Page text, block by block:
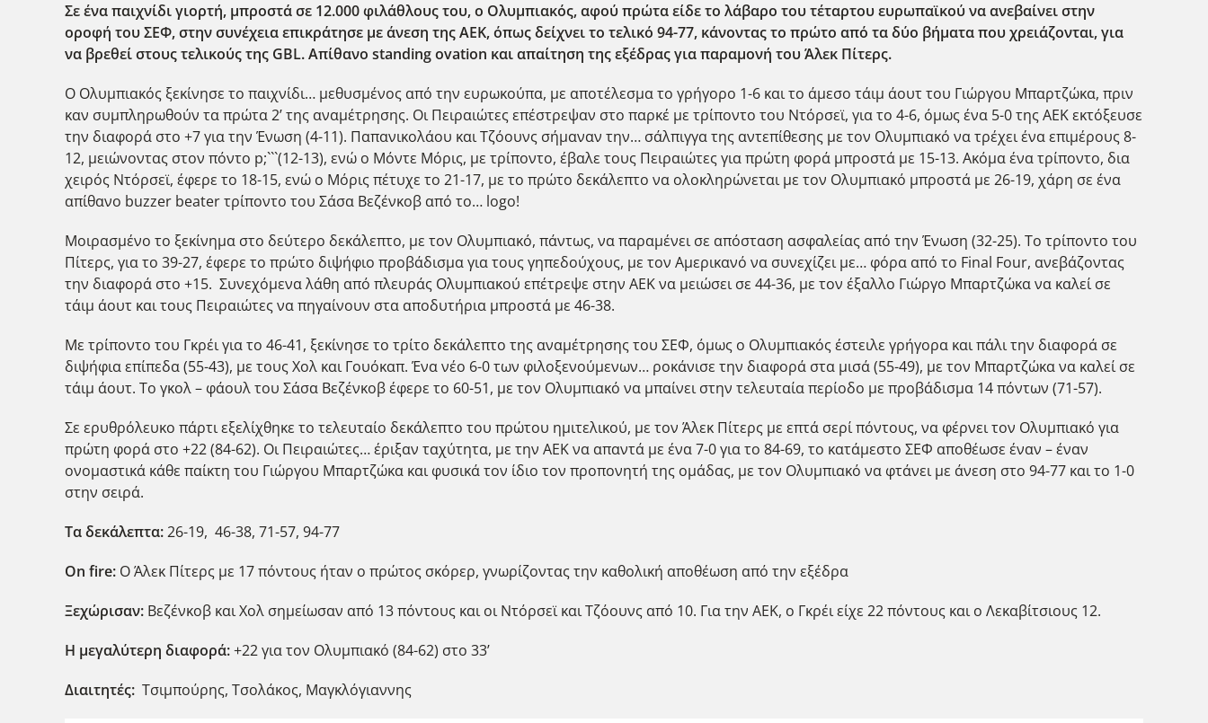
Σε ένα παιχνίδι γιορτή, μπροστά σε 12.000 φιλάθλους του, ο Ολυμπιακός, αφού πρώτα είδε το λάβαρο του τέταρτου ευρωπαϊκού να ανεβαίνει στην
οροφή του ΣΕΦ, στην συνέχεια επικράτησε με άνεση της ΑΕΚ, όπως δείχνει το τελικό 94-77, κάνοντας το πρώτο από τα δύο βήματα που χρειάζονται, για
να βρεθεί στους τελικούς της GBL. Απίθανο standingovation και απαίτηση της εξέδρας για παραμονή του Άλεκ Πίτερς.
Ο Ολυμπιακός ξεκίνησε το παιχνίδι… μεθυσμένος από την ευρωκούπα, με αποτέλεσμα το γρήγορο 1-6 και το άμεσο τάιμ άουτ του Γιώργου Μπαρτζώκα, πριν
καν συμπληρωθούν τα πρώτα 2’ της αναμέτρησης. Οι Πειραιώτες επέστρεψαν στο παρκέ με τρίποντο του Ντόρσεϊ, για το 4-6, όμως ένα 5-0 της ΑΕΚ εκτόξευσε
την διαφορά στο +7 για την Ένωση (4-11). Παπανικολάου και Τζόουνς σήμαναν την… σάλπιγγα της αντεπίθεσης με τον Ολυμπιακό να τρέχει ένα επιμέρους 8-
12, μειώνοντας στον πόντο p;```(12-13), ενώ ο Μόντε Μόρις, με τρίποντο, έβαλε τους Πειραιώτες για πρώτη φορά μπροστά με 15-13. Ακόμα ένα τρίποντο, δια
χειρός Ντόρσεϊ, έφερε το 18-15, ενώ ο Μόρις πέτυχε το 21-17, με το πρώτο δεκάλεπτο να ολοκληρώνεται με τον Ολυμπιακό μπροστά με 26-19, χάρη σε ένα
απίθανο buzzer beater τρίποντο του Σάσα Βεζένκοβ από το… logo!
Μοιρασμένο το ξεκίνημα στο δεύτερο δεκάλεπτο, με τον Ολυμπιακό, πάντως, να παραμένει σε απόσταση ασφαλείας από την Ένωση (32-25). Το τρίποντο του
Πίτερς, για το 39-27, έφερε το πρώτο διψήφιο προβάδισμα για τους γηπεδούχους, με τον Αμερικανό να συνεχίζει με… φόρα από το Final Four, ανεβάζοντας
την διαφορά στο +15. Συνεχόμενα λάθη από πλευράς Ολυμπιακού επέτρεψε στην ΑΕΚ να μειώσει σε 44-36, με τον έξαλλο Γιώργο Μπαρτζώκα να καλεί σε
τάιμ άουτ και τους Πειραιώτες να πηγαίνουν στα αποδυτήρια μπροστά με 46-38.
Με τρίποντο του Γκρέι για το 46-41, ξεκίνησε το τρίτο δεκάλεπτο της αναμέτρησης του ΣΕΦ, όμως ο Ολυμπιακός έστειλε γρήγορα και πάλι την διαφορά σε
διψήφια επίπεδα (55-43), με τους Χολ και Γουόκαπ. Ένα νέο 6-0 των φιλοξενούμενων… ροκάνισε την διαφορά στα μισά (55-49), με τον Μπαρτζώκα να καλεί σε
τάιμ άουτ. Το γκολ – φάουλ του Σάσα Βεζένκοβ έφερε το 60-51, με τον Ολυμπιακό να μπαίνει στην τελευταία περίοδο με προβάδισμα 14 πόντων (71-57).
Σε ερυθρόλευκο πάρτι εξελίχθηκε το τελευταίο δεκάλεπτο του πρώτου ημιτελικού, με τον Άλεκ Πίτερς με επτά σερί πόντους, να φέρνει τον Ολυμπιακό για
πρώτη φορά στο +22 (84-62). Οι Πειραιώτες… έριξαν ταχύτητα, με την ΑΕΚ να απαντά με ένα 7-0 για το 84-69, το κατάμεστο ΣΕΦ αποθέωσε έναν – έναν
ονομαστικά κάθε παίκτη του Γιώργου Μπαρτζώκα και φυσικά τον ίδιο τον προπονητή της ομάδας, με τον Ολυμπιακό να φτάνει με άνεση στο 94-77 και το 1-0
στην σειρά.
Τα δεκάλεπτα:26-19, 46-38, 71-57, 94-77
Οn fire: Ο Άλεκ Πίτερς με 17 πόντους ήταν ο πρώτος σκόρερ, γνωρίζοντας την καθολική αποθέωση από την εξέδρα
Ξεχώρισαν: Βεζένκοβ και Χολ σημείωσαν από 13 πόντους και οι Ντόρσεϊ και Τζόουνς από 10. Για την ΑΕΚ, ο Γκρέι είχε 22 πόντους και ο Λεκαβίτσιους 12.
Η μεγαλύτερη διαφορά:+22 για τον Ολυμπιακό (84-62) στο 33’
Διαιτητές: Τσιμπούρης, Τσολάκος, Μαγκλόγιαννης